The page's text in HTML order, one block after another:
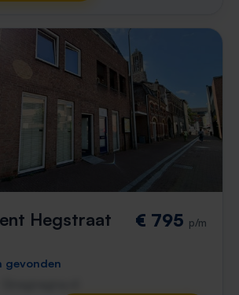
Hegstraat € 795 p/m
gevonden